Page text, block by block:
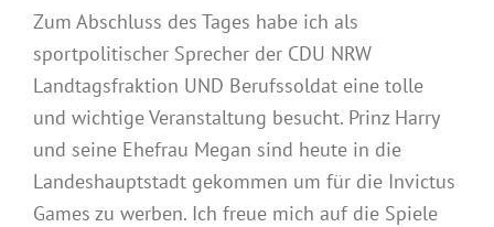
Zum Abschluss des Tages habe ich als
sportpolitischer Sprecher der CDU NRW
Landtagsfraktion UND Berufssoldat eine tolle
und wichtige Veranstaltung besucht. Prinz Harry
und seine Ehefrau Megan sind heute in die
Landeshauptstadt gekommen um für die Invictus
Games zu werben. Ich freue mich auf die Spiele